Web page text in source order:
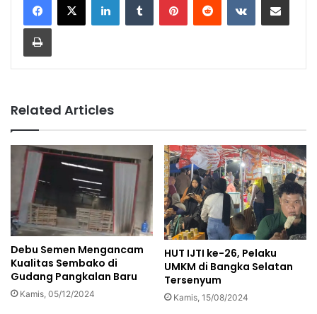
Print
Related Articles
Debu Semen Mengancam
Kualitas Sembako di
Gudang Pangkalan Baru
Kamis, 05/12/2024
HUT IJTI ke-26, Pelaku
UMKM di Bangka Selatan
Tersenyum
Kamis, 15/08/2024